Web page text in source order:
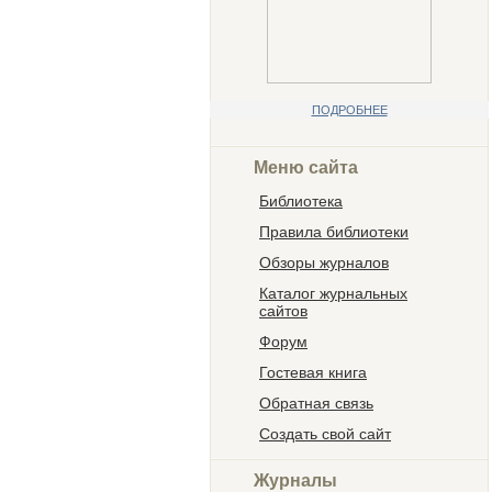
ПОДРОБНЕЕ
Меню сайта
Библиотека
Правила библиотеки
Обзоры журналов
Каталог журнальных
сайтов
Форум
Гостевая книга
Обратная связь
Создать свой сайт
Журналы